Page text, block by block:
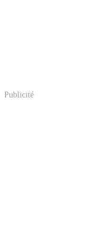
Publicité